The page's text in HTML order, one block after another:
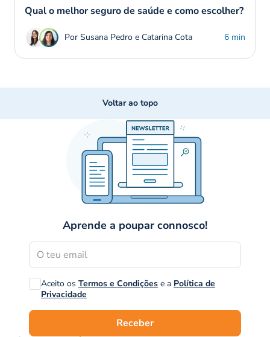
Qual o melhor seguro de saúde e como escolher?
Por Susana Pedro e Catarina Cota 6 min
Voltar ao topo
Aprende a poupar connosco!
Aceito os Termos e Condições e a Política de
Privacidade
Receber